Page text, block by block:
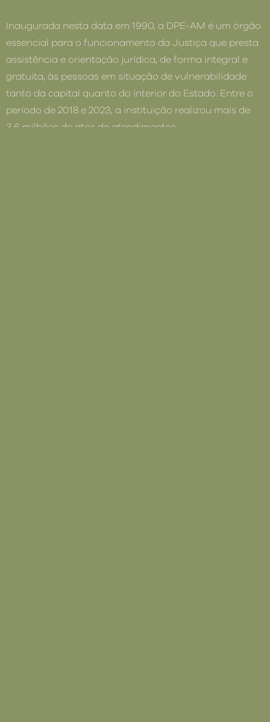
Inaugurada nesta data em 1990, a DPE-AM é um órgão
essencial para o funcionamento da Justiça que presta
assistência e orientação jurídica, de forma integral e
gratuita, às pessoas em situação de vulnerabilidade
tanto da capital quanto do interior do Estado. Entre o
período de 2018 e 2023, a instituição realizou mais de
3,6 milhões de atos de atendimentos.